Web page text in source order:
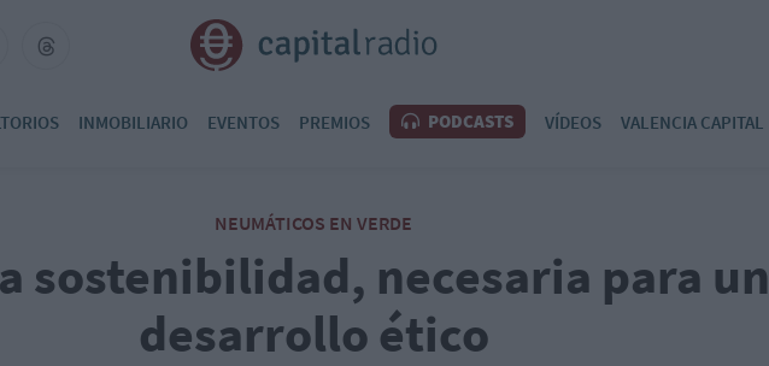
INMOBILIARIO EVENTOS PREMIOS PODCASTS VÍDEOS VALENCIA CAPITAL
NEUMÁTICOS EN VERDE
sostenibilidad, necesaria para un
desarrollo ético